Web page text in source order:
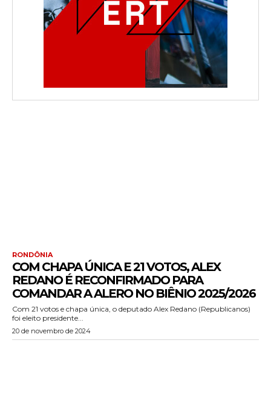
RONDÔNIA
COM CHAPA ÚNICA E 21 VOTOS, ALEX
REDANO É RECONFIRMADO PARA
COMANDAR A ALERO NO BIÊNIO 2025/2026
Com 21 votos e chapa única, o deputado Alex Redano (Republicanos)
foi eleito presidente...
20 de novembro de 2024